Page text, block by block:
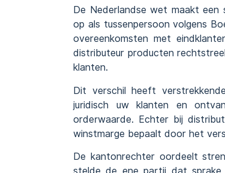
De Nederlandse wet maakt
op als tussenpersoon volgens
overeenkomsten met
distributeur producten
klanten.
Dit verschil heeft
juridisch uw klanten en
orderwaarde. Echter bij
winstmarge bepaalt door het
De kantonrechter oordeelt